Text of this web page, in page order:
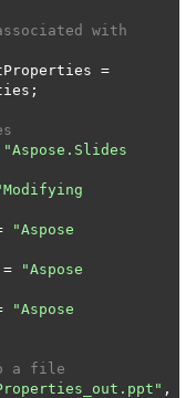
with
=
"Aspose.Slides
"Aspose
=
"Aspose
"Aspose
a file
,